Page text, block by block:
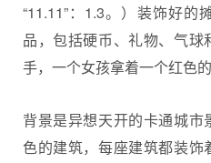
“11.11”：1.3。）装饰好
品，包括硬币、礼物、气
手，一个女孩拿着一个红色的
背景是异想天开的卡通城
色的建筑，每座建筑都装